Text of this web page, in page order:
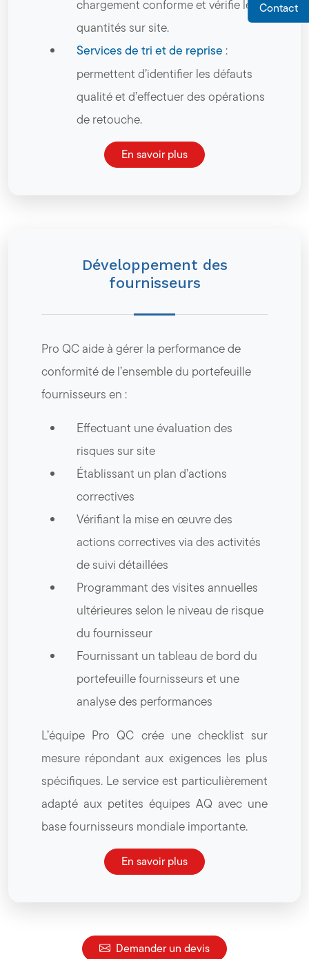
chargement conforme et vérifie les
quantités sur site.
Services de tri et de reprise :
permettent d’identifier les défauts
qualité et d’effectuer des opérations
de retouche.
En savoir plus
Développement des
fournisseurs
Pro QC aide à gérer la performance de
conformité de l’ensemble du portefeuille
fournisseurs en :
Effectuant une évaluation des
risques sur site
Établissant un plan d’actions
correctives
Vérifiant la mise en œuvre des
actions correctives via des activités
de suivi détaillées
Programmant des visites annuelles
ultérieures selon le niveau de risque
du fournisseur
Fournissant un tableau de bord du
portefeuille fournisseurs et une
analyse des performances
L’équipe Pro QC crée une checklist sur
mesure répondant aux exigences les plus
spécifiques. Le service est particulièrement
adapté aux petites équipes AQ avec une
base fournisseurs mondiale importante.
En savoir plus
Demander un devis
Contact